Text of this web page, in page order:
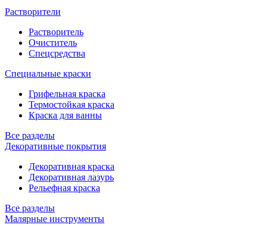
Растворители
Растворитель
Очиститель
Спецсредства
Специальные краски
Грифельная краска
Термостойкая краска
Краска для ванны
Все разделы
Декоративные покрытия
Декоративная краска
Декоративная лазурь
Рельефная краска
Все разделы
Малярные инструменты